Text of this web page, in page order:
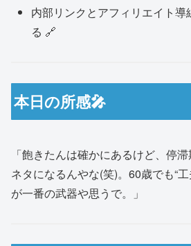
内部リンクとアフィリエイト
る 🔗
本日の所感🎤
「飽きたんは確かにあるけど、停
ネタになるんやな(笑)。60歳でも“
が一番の武器や思うで。」